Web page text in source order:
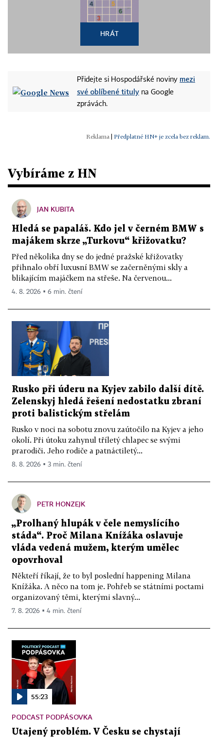
HRÁT
Přidejte si Hospodářské noviny mezi
své oblíbené tituly na Google
zprávách.
Předplatné HN+ je zcela bez reklam.
Vybíráme z HN
JAN KUBITA
Hledá se papaláš. Kdo jel v černém BMW s
majákem skrze „Turkovu“ křižovatku?
Před několika dny se do jedné pražské křižovatky
přihnalo obří luxusní BMW se začerněnými skly a
blikajícím majáčkem na střeše. Na červenou...
4. 8. 2026 ▪ 6 min. čtení
Rusko při úderu na Kyjev zabilo další dítě.
Zelenskyj hledá řešení nedostatku zbraní
proti balistickým střelám
Rusko v noci na sobotu znovu zaútočilo na Kyjev a jeho
okolí. Při útoku zahynul tříletý chlapec se svými
prarodiči. Jeho rodiče a patnáctiletý...
8. 8. 2026 ▪ 3 min. čtení
PETR HONZEJK
„Prolhaný hlupák v čele nemyslícího
stáda“. Proč Milana Knížáka oslavuje
vláda vedená mužem, kterým umělec
opovrhoval
Někteří říkají, že to byl poslední happening Milana
Knížáka. A něco na tom je. Pohřeb se státními poctami
organizovaný těmi, kterými slavný...
7. 8. 2026 ▪ 4 min. čtení
55:23
PODCAST PODPÁSOVKA
Utajený problém. V Česku se chystají